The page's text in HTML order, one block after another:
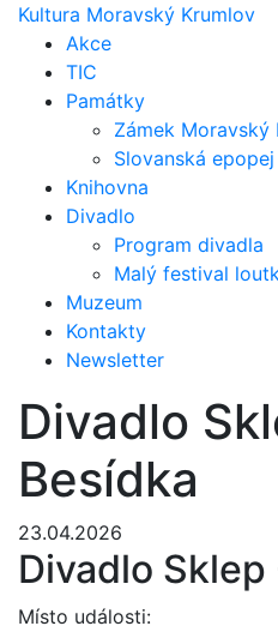
Kultura Moravský Krumlov
Akce
TIC
Památky
Zámek Moravský
Slovanská epopej
Knihovna
Divadlo
Program divadla
Malý festival
Muzeum
Kontakty
Newsletter
Divadlo
Besídka
23.04.2026
Divadlo
Místo události: